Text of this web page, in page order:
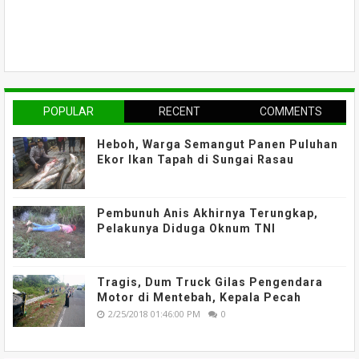
POPULAR RECENT COMMENTS
Heboh, Warga Semangut Panen Puluhan
Ekor Ikan Tapah di Sungai Rasau
Pembunuh Anis Akhirnya Terungkap,
Pelakunya Diduga Oknum TNI
Tragis, Dum Truck Gilas Pengendara
Motor di Mentebah, Kepala Pecah
2/25/2018 01:46:00 PM 0